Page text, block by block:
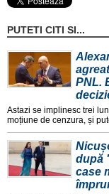
PUTETI CITI SI...
PNL.
Astazi se implinesc trei
moțiune de cenzura, și
după
case